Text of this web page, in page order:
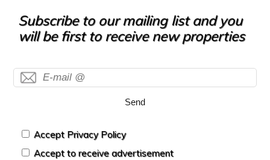
Subscribe to our mailing list and you
will be first to receive new properties
Send
Accept Privacy Policy
Accept to receive advertisement